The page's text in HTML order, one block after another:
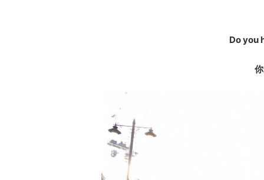
Do you